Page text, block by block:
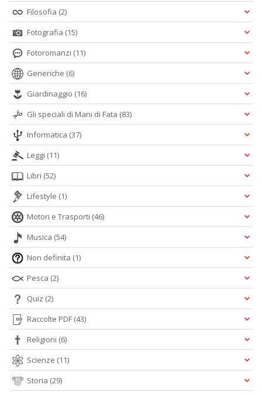
Filosofia (2)
Fotografia (15)
Fotoromanzi (11)
Generiche (6)
Giardinaggio (16)
Gli speciali di Mani di Fata (83)
Informatica (37)
Leggi (11)
Libri (52)
Lifestyle (1)
Motori e Trasporti (46)
Musica (54)
Non definita (1)
Pesca (2)
Quiz (2)
Raccolte PDF (43)
Religioni (6)
Scienze (11)
Storia (29)